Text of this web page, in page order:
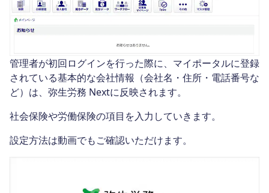
管理者が初回ログインを行った際に、マイポータルに登録
されている基本的な会社情報（会社名・住所・電話番号な
ど）は、弥生労務 Nextに反映されます。
社会保険や労働保険の項目を入力していきます。
設定方法は動画でもご確認いただけます。